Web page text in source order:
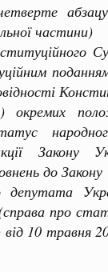
частини)
окремих
Закону
до
депутата
про
10 травня